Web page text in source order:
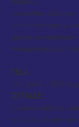
Los estilos clásicos
con finos trazos y
que te
manga larga para
TELA:
140 g/m2 – 50%
DETALLE:
Costuras dobles,
con ojal y botón en